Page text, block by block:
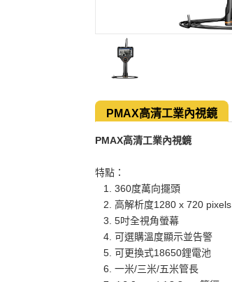
PMAX高清工業內視鏡
PMAX高清工業內視鏡
特點：
1. 360度萬向擺頭
2. 高解析度1280 x 720 pixels
3. 5吋全視角螢幕
4. 可選購溫度顯示並告警
5. 可更換式18650鋰電池
6. 一米/三米/五米管長